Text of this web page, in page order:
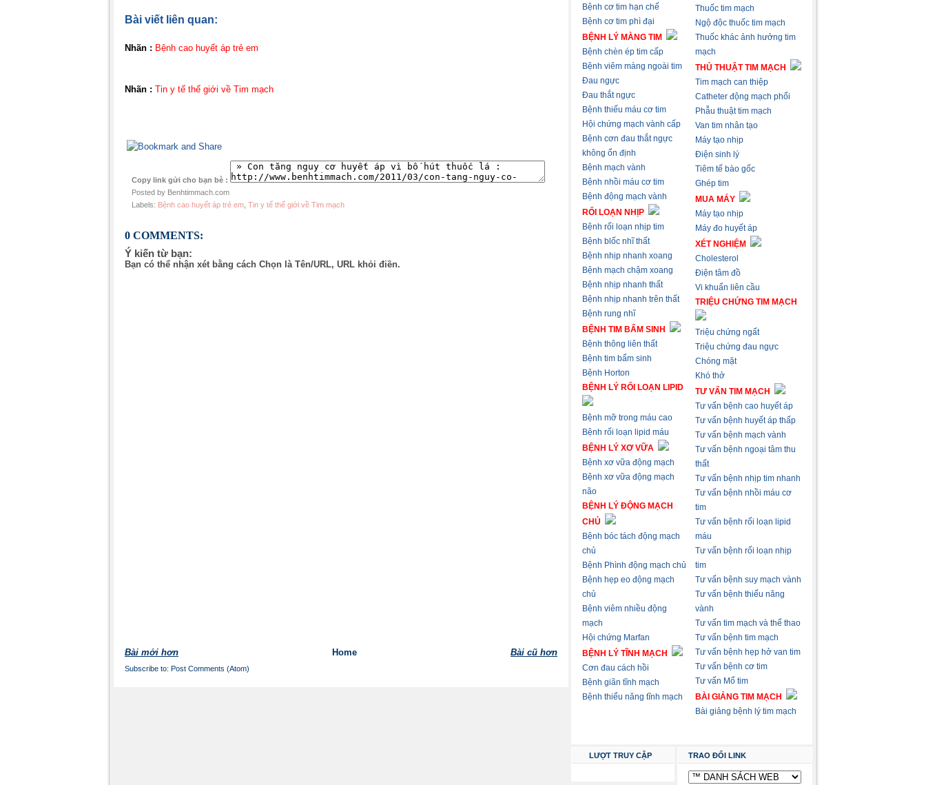
Bài viết liên quan:
Nhãn : Bệnh cao huyết áp trẻ em
Nhãn : Tin y tế thế giới về Tim mạch
Copy link gửi cho bạn bè :
Posted by Benhtimmach.com
Labels: Bệnh cao huyết áp trẻ em Tin y tế thế giới về Tim mạch
0 COMMENTS:
Ý kiến từ bạn:
Bạn có thể nhận xét bằng cách Chọn là Tên/URL, URL khỏi điền.
Bài mới hơn Bài cũ hơn
Home
Subscribe to: Post Comments (Atom)
Bệnh cơ tim hạn chế
Bệnh cơ tim phì đại
BỆNH LÝ MÀNG TIM
Bệnh chèn ép tim cấp
Bệnh viêm màng ngoài tim
Đau ngực
Đau thắt ngực
Bệnh thiếu máu cơ tim
Hội chứng mạch vành cấp
Bệnh cơn đau thắt ngực
không ổn định
Bệnh mạch vành
Bệnh nhồi máu cơ tim
Bệnh động mạch vành
RỐI LOẠN NHỊP
Bệnh rối loạn nhịp tim
Bệnh blốc nhĩ thất
Bệnh nhịp nhanh xoang
Bệnh mạch chậm xoang
Bệnh nhịp nhanh thất
Bệnh nhịp nhanh trên thất
Bệnh rung nhĩ
BỆNH TIM BẨM SINH
Bệnh thông liên thất
Bệnh tim bẩm sinh
Bệnh Horton
BỆNH LÝ RỐI LOẠN LIPID
Bệnh mỡ trong máu cao
Bệnh rối loạn lipid máu
BỆNH LÝ XƠ VỮA
Bệnh xơ vữa động mạch
Bệnh xơ vữa động mạch
não
BỆNH LÝ ĐỘNG MẠCH
CHỦ
Bệnh bóc tách động mạch
chủ
Bệnh Phình động mạch chủ
Bệnh hẹp eo động mạch
chủ
Bệnh viêm nhiều động
mạch
Hội chứng Marfan
BỆNH LÝ TĨNH MẠCH
Cơn đau cách hồi
Bệnh giãn tĩnh mạch
Bệnh thiểu năng tĩnh mạch
Thuốc tim mạch
Ngộ độc thuốc tim mạch
Thuốc khác ảnh hưởng tim
mạch
THỦ THUẬT TIM MẠCH
Tim mạch can thiệp
Catheter động mạch phổi
Phẫu thuật tim mạch
Van tim nhân tạo
Máy tạo nhịp
Điện sinh lý
Tiêm tế bào gốc
Ghép tim
MUA MÁY
Máy tạo nhịp
Máy đo huyết áp
XÉT NGHIỆM
Cholesterol
Điện tâm đồ
Vi khuẩn liên cầu
TRIỆU CHỨNG TIM MẠCH
Triệu chứng ngất
Triệu chứng đau ngực
Chóng mặt
Khó thở
TƯ VẤN TIM MẠCH
Tư vấn bệnh cao huyết áp
Tư vấn bệnh huyết áp thấp
Tư vấn bệnh mạch vành
Tư vấn bệnh ngoại tâm thu
thất
Tư vấn bệnh nhịp tim nhanh
Tư vấn bệnh nhồi máu cơ
tim
Tư vấn bệnh rối loạn lipid
máu
Tư vấn bệnh rối loạn nhịp
tim
Tư vấn bệnh suy mạch vành
Tư vấn bệnh thiểu năng
vành
Tư vấn tim mạch và thể thao
Tư vấn bệnh tim mạch
Tư vấn bệnh hẹp hở van tim
Tư vấn bệnh cơ tim
Tư vấn Mổ tim
BÀI GIẢNG TIM MẠCH
Bài giảng bệnh lý tim mạch
LƯỢT TRUY CẬP TRAO ĐỔI LINK